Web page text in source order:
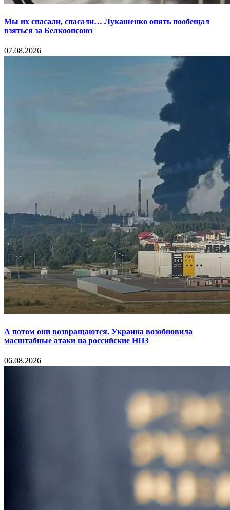
Мы их спасали, спасали… Лукашенко опять пообещал
взяться за Белкоопсоюз
07.08.2026
А потом они возвращаются. Украина возобновила
масштабные атаки на российские НПЗ
06.08.2026